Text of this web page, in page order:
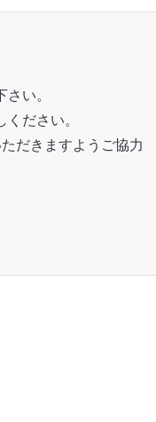
い。
ださい。
だきますようご協力